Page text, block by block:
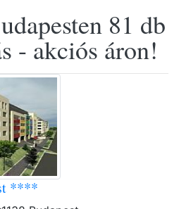
81 db
- akciós áron!
****